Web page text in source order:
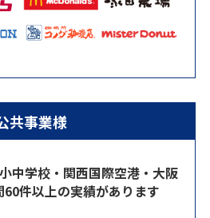
共事業様
中学校・関西国際空港・大阪
件以上の実績があります